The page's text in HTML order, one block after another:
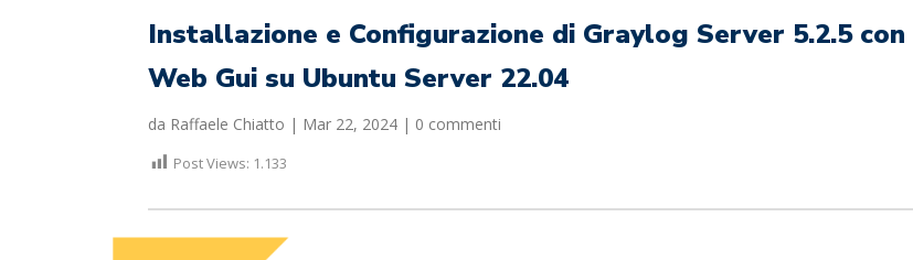
Installazione e Configurazione di Graylog Server 5.2.5 con
Web Gui su Ubuntu Server 22.04
da Raffaele Chiatto | Mar 22, 2024 | 0 commenti
Post Views: 1.133